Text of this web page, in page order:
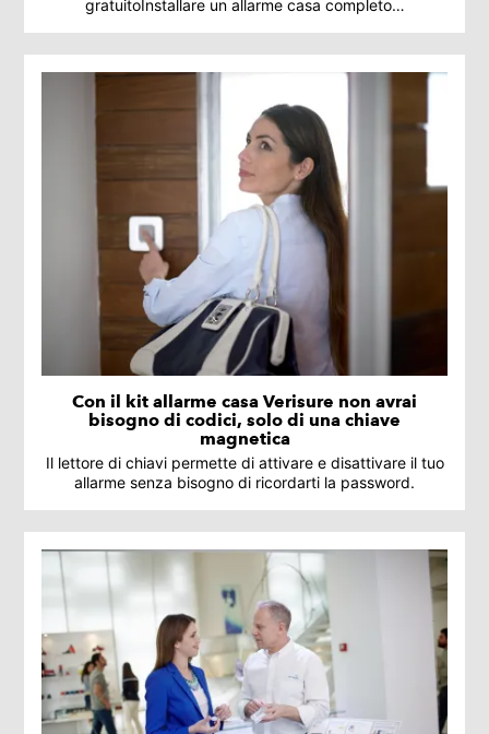
gratuitoInstallare un allarme casa completo…
Con il kit allarme casa Verisure non avrai
bisogno di codici, solo di una chiave
magnetica
Il lettore di chiavi permette di attivare e disattivare il tuo
allarme senza bisogno di ricordarti la password.